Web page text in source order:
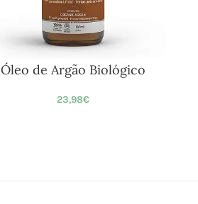
Óleo de Argão Biológico
23,98€